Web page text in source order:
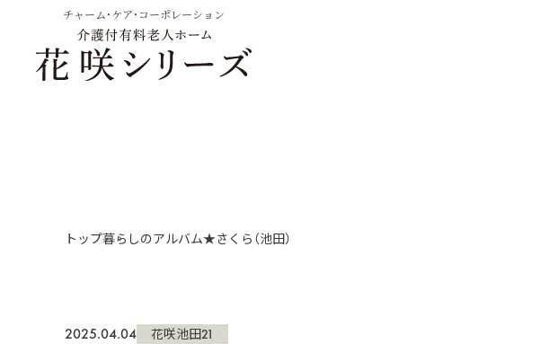
チャーム・ケア・コーポレーション
トップ暮らしのアルバム★さくら（池田）
2025.04.04 花咲池田21